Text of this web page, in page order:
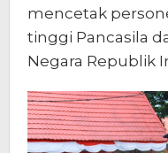
mencetak
tinggi Pancasila
Negara Republik